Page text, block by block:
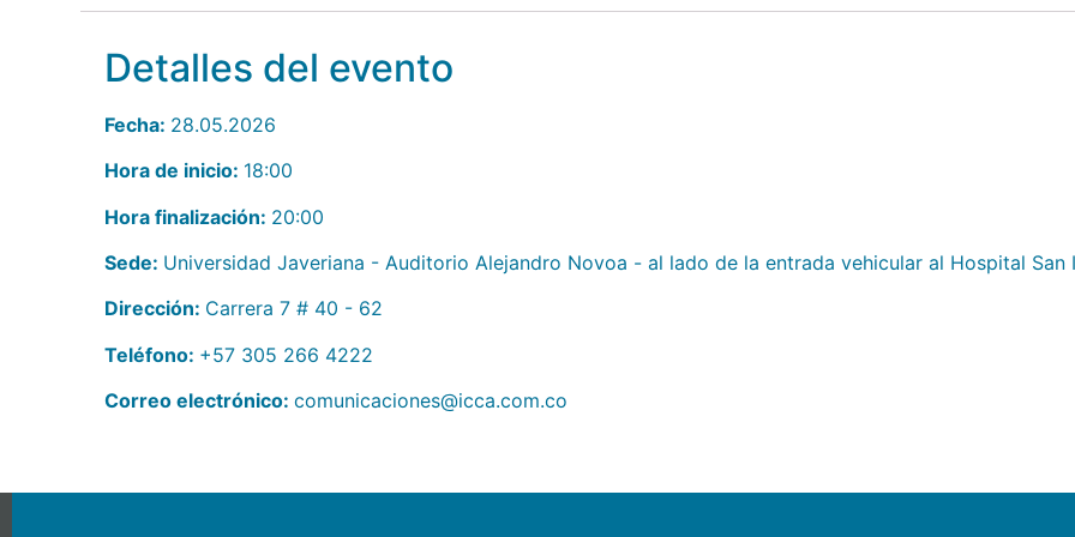
Detalles del evento
Fecha: 28.05.2026
Hora de inicio: 18:00
Hora finalización: 20:00
Sede: Universidad Javeriana - Auditorio Alejandro Novoa - al lado de la entrada vehicular al Hospital San
Dirección: Carrera 7 # 40 - 62
Teléfono: +57 305 266 4222
Correo electrónico: comunicaciones@icca.com.co